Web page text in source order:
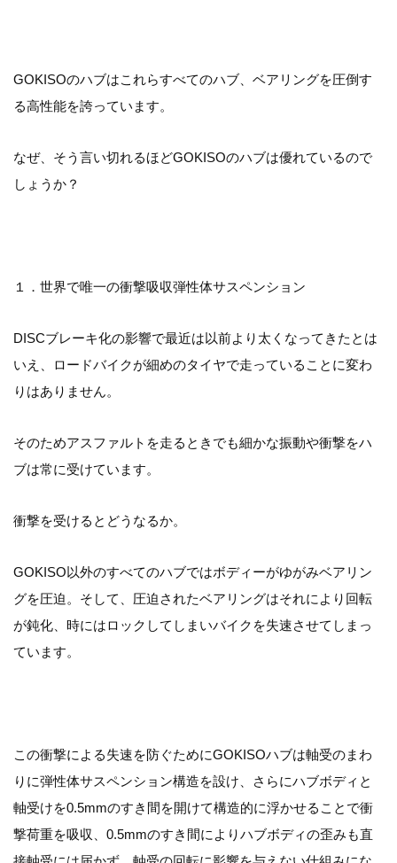
GOKISOのハブはこれらすべてのハブ、ベアリングを圧倒す
る高性能を誇っています。
なぜ、そう言い切れるほどGOKISOのハブは優れているので
しょうか？
１．世界で唯一の衝撃吸収弾性体サスペンション
DISCブレーキ化の影響で最近は以前より太くなってきたとは
いえ、ロードバイクが細めのタイヤで走っていることに変わ
りはありません。
そのためアスファルトを走るときでも細かな振動や衝撃をハ
ブは常に受けています。
衝撃を受けるとどうなるか。
GOKISO以外のすべてのハブではボディーがゆがみベアリン
グを圧迫。そして、圧迫されたベアリングはそれにより回転
が鈍化、時にはロックしてしまいバイクを失速させてしまっ
ています。
この衝撃による失速を防ぐためにGOKISOハブは軸受のまわ
りに弾性体サスペンション構造を設け、さらにハブボディと
軸受けを0.5mmのすき間を開けて構造的に浮かせることで衝
撃荷重を吸収、0.5mmのすき間によりハブボディの歪みも直